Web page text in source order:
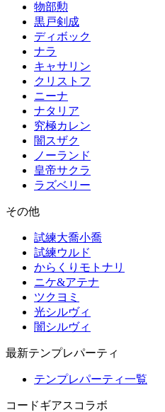
物部勲
黒戸剣成
ディボック
ナラ
キャサリン
クリストフ
ニーナ
ナタリア
究極カレン
闇スザク
ノーランド
皇帝サクラ
ラズベリー
その他
試練大喬小喬
試練ウルド
からくりモトナリ
ニケ&アテナ
ツクヨミ
光シルヴィ
闇シルヴィ
最新テンプレパーティ
テンプレパーティ一覧
コードギアスコラボ